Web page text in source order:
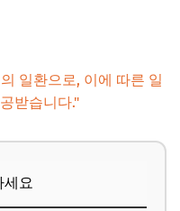
일환으로, 이에 따른 일
받습니다."
세요